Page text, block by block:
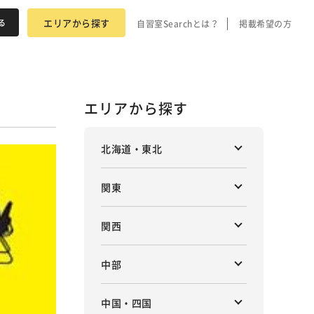
エリアから探す 自習室Searchとは？ 掲載希望の方
エリアから探す
北海道・東北
関東
関西
中部
中国・四国